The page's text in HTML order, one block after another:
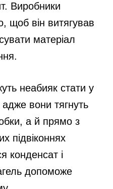
Виробники
щоб він витягував
матеріал
неабияк стати у
адже вони тягнуть
а й прямо з
підвіконнях
конденсат і
допоможе